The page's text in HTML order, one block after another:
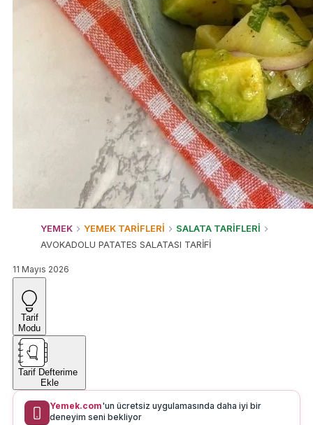
YEMEK YEMEK TARİFLERİ
SALATA TARİFLERİ
AVOKADOLU PATATES SALATASI TARİFİ
11 Mayıs 2026
Tarif
Modu
Tarif Defterime
Ekle
Yemek.com'un ücretsiz uygulamasında daha iyi bir
deneyim seni bekliyor